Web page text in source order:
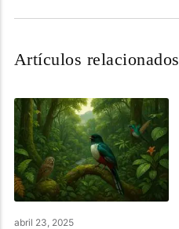
Artículos relacionados
abril 23, 2025